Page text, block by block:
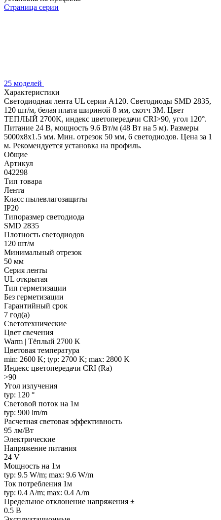
Страница серии
25 моделей
Характеристики
Светодиодная лента UL серии A120. Светодиоды SMD 2835,
120 шт/м, белая плата шириной 8 мм, скотч 3M. Цвет
ТЕПЛЫЙ 2700K, индекс цветопередачи CRI>90, угол 120°.
Питание 24 В, мощность 9.6 Вт/м (48 Вт на 5 м). Размеры
5000x8x1.5 мм. Мин. отрезок 50 мм, 6 светодиодов. Цена за 1
м. Рекомендуется установка на профиль.
Общие
Артикул
042298
Тип товара
Лента
Класс пылевлагозащиты
IP20
Типоразмер светодиода
SMD 2835
Плотность светодиодов
120 шт/м
Минимальный отрезок
50 мм
Серия ленты
UL открытая
Тип герметизации
Без герметизации
Гарантийный срок
7 год(а)
Светотехнические
Цвет свечения
Warm | Тёплый 2700 K
Цветовая температура
min: 2600 K; typ: 2700 K; max: 2800 K
Индекс цветопередачи CRI (Ra)
>90
Угол излучения
typ: 120 °
Световой поток на 1м
typ: 900 lm/m
Расчетная световая эффективность
95 лм/Вт
Электрические
Напряжение питания
24 V
Мощность на 1м
typ: 9.5 W/m; max: 9.6 W/m
Ток потребления 1м
typ: 0.4 A/m; max: 0.4 A/m
Предельное отклонение напряжения ±
0.5 В